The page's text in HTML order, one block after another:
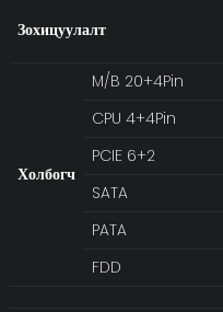
Зохицуулалт
Холбогч
M/B 20+4Pin
CPU 4+4Pin
PCIE 6+2
SATA
PATA
FDD